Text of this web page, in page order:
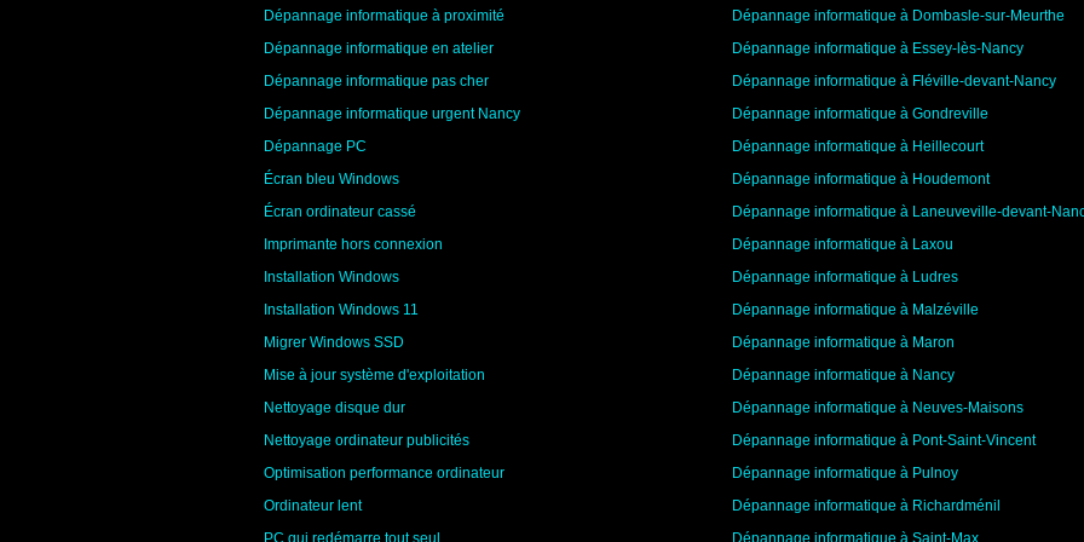
Dépannage informatique à proximité
Dépannage informatique en atelier
Dépannage informatique pas cher
Dépannage informatique urgent Nancy
Dépannage PC
Écran bleu Windows
Écran ordinateur cassé
Imprimante hors connexion
Installation Windows
Installation Windows 11
Migrer Windows SSD
Mise à jour système d'exploitation
Nettoyage disque dur
Nettoyage ordinateur publicités
Optimisation performance ordinateur
Ordinateur lent
Dépannage informatique à Dombasle-sur-Meurthe
Dépannage informatique à Essey-lès-Nancy
Dépannage informatique à Fléville-devant-Nancy
Dépannage informatique à Gondreville
Dépannage informatique à Heillecourt
Dépannage informatique à Houdemont
Dépannage informatique à Laneuveville-devant-
Dépannage informatique à Laxou
Dépannage informatique à Ludres
Dépannage informatique à Malzéville
Dépannage informatique à Maron
Dépannage informatique à Nancy
Dépannage informatique à Neuves-Maisons
Dépannage informatique à Pont-Saint-Vincent
Dépannage informatique à Pulnoy
Dépannage informatique à Richardménil